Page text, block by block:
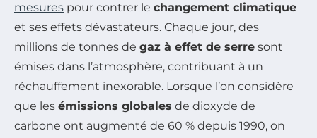
mesures pour contrer le changement climatique
et ses effets dévastateurs. Chaque jour, des
millions de tonnes de gaz à effet de serre sont
émises dans l’atmosphère, contribuant à un
réchauffement inexorable. Lorsque l’on considère
que les émissions globales de dioxyde de
carbone ont augmenté de 60 % depuis 1990, on